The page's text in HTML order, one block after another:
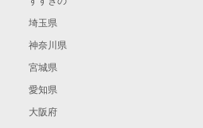
埼玉県
神奈川県
宮城県
愛知県
大阪府